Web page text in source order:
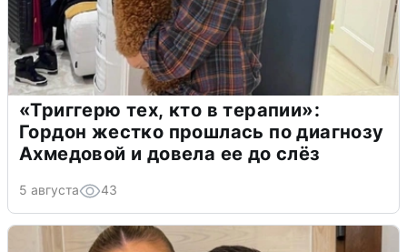
«Триггерю тех, кто в терапии»:
Гордон жестко прошлась по диагнозу
Ахмедовой и довела ее до слёз
5 августа 43